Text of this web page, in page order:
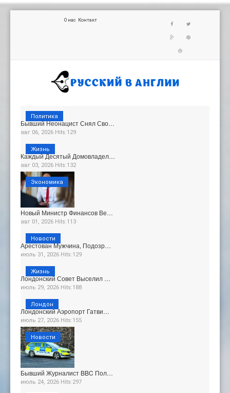
О нас Контакт
Бывший Неонацист Снял Сво…
авг 06, 2026 Hits:129
Политика
Каждый Десятый Домовладел…
авг 03, 2026 Hits:132
Жизнь
Новый Министр Финансов Ве…
авг 01, 2026 Hits:113
Экономика
Арестован Мужчина, Подозр…
июль 31, 2026 Hits:129
Новости
Лондонский Совет Выселил …
июль 29, 2026 Hits:188
Жизнь
Лондонский Аэропорт Гатви…
июль 27, 2026 Hits:155
Лондон
Бывший Журналист BBC Пол…
июль 24, 2026 Hits:297
Новости